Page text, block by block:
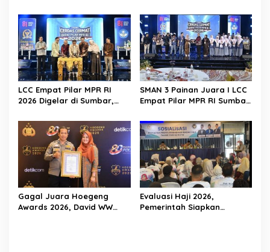
LCC Empat Pilar di Jakarta
Jemput Anggaran
LCC Empat Pilar MPR RI
2026 Digelar di Sumbar,
Pentingnya Karakter
Generasi Muda
SMAN 3 Painan Juara I LCC
Empat Pilar MPR RI Sumbar,
Nasional Jakarta
Gagal Juara Hoegeng
Awards 2026, David WW
Evaluasi Haji 2026,
Pemerintah Siapkan